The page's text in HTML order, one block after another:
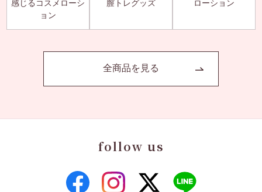
ョン
全商品を見る
follow us